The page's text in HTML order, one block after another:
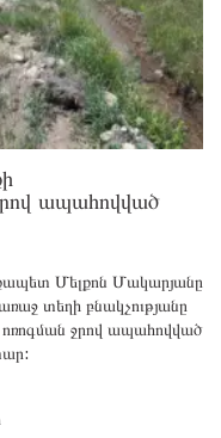
ապահովված
Մելքոն Մակարյանը
տեղի բնակչությանը
ջրով ապահովված